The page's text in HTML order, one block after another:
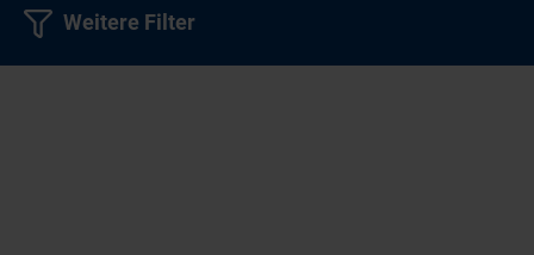
Weitere Filter